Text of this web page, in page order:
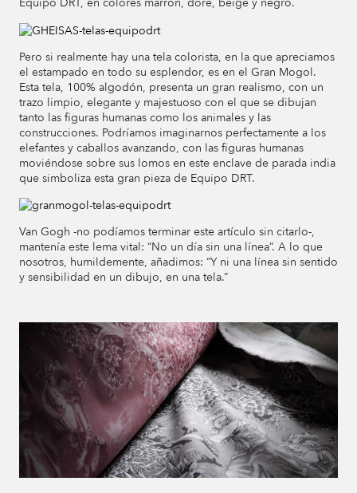
Equipo DRT, en colores marrón, dore, beige y negro.
Pero si realmente hay una tela colorista, en la que apreciamos
el estampado en todo su esplendor, es en el Gran Mogol.
Esta tela, 100% algodón, presenta un gran realismo, con un
trazo limpio, elegante y majestuoso con el que se dibujan
tanto las figuras humanas como los animales y las
construcciones. Podríamos imaginarnos perfectamente a los
elefantes y caballos avanzando, con las figuras humanas
moviéndose sobre sus lomos en este enclave de parada india
que simboliza esta gran pieza de Equipo DRT.
Van Gogh -no podíamos terminar este artículo sin citarlo-,
mantenía este lema vital: “No un día sin una línea”. A lo que
nosotros, humildemente, añadimos: “Y ni una línea sin sentido
y sensibilidad en un dibujo, en una tela.”